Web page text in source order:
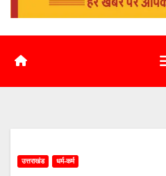
उत्तराखंड धर्म-कर्म